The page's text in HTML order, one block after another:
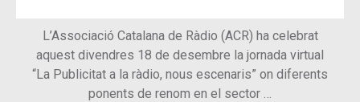
L’Associació Catalana de Ràdio (ACR) ha celebrat
aquest divendres 18 de desembre la jornada virtual
“La Publicitat a la ràdio, nous escenaris” on diferents
ponents de renom en el sector …